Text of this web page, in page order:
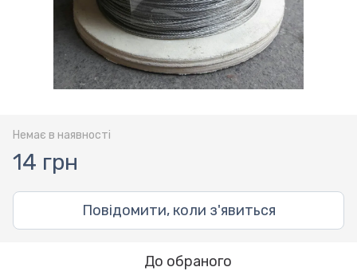
Немає в наявності
14 грн
Повідомити, коли з'явиться
До обраного